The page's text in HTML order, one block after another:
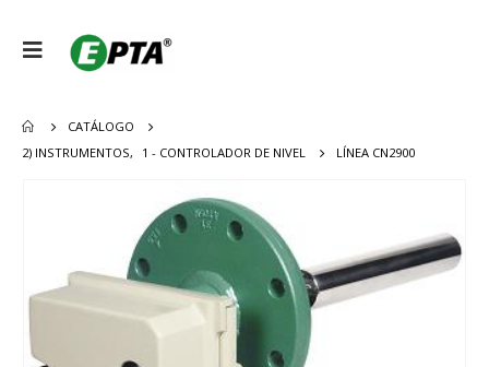
CATÁLOGO
2) INSTRUMENTOS, 1 - CONTROLADOR DE NIVEL LÍNEA CN2900